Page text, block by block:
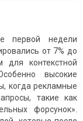
первой недели
от 7% до
для контекстной
высокие
когда рекламные
такие как
форсунок».